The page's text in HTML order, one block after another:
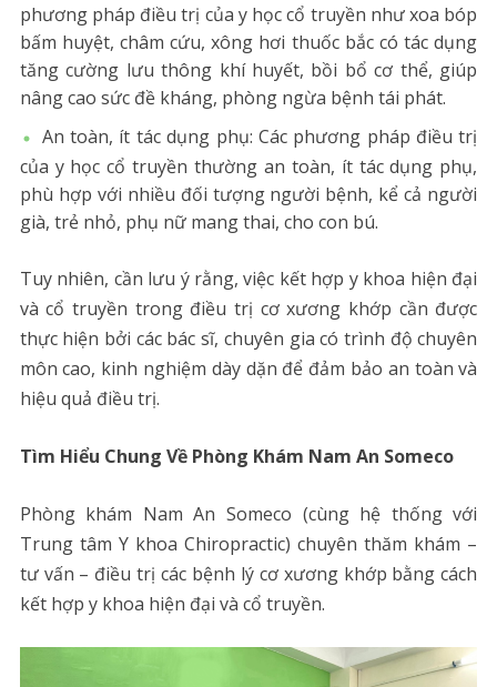
phương pháp điều trị của y học cổ truyền như xoa bóp
bấm huyệt, châm cứu, xông hơi thuốc bắc có tác dụng
tăng cường lưu thông khí huyết, bồi bổ cơ thể, giúp
nâng cao sức đề kháng, phòng ngừa bệnh tái phát.
An toàn, ít tác dụng phụ: Các phương pháp điều trị
của y học cổ truyền thường an toàn, ít tác dụng phụ,
phù hợp với nhiều đối tượng người bệnh, kể cả người
già, trẻ nhỏ, phụ nữ mang thai, cho con bú.
Tuy nhiên, cần lưu ý rằng, việc kết hợp y khoa hiện đại
và cổ truyền trong điều trị cơ xương khớp cần được
thực hiện bởi các bác sĩ, chuyên gia có trình độ chuyên
môn cao, kinh nghiệm dày dặn để đảm bảo an toàn và
hiệu quả điều trị.
Tìm Hiểu Chung Về Phòng Khám Nam An Someco
Phòng khám Nam An Someco (cùng hệ thống với
Trung tâm Y khoa Chiropractic) chuyên thăm khám –
tư vấn – điều trị các bệnh lý cơ xương khớp bằng cách
kết hợp y khoa hiện đại và cổ truyền.